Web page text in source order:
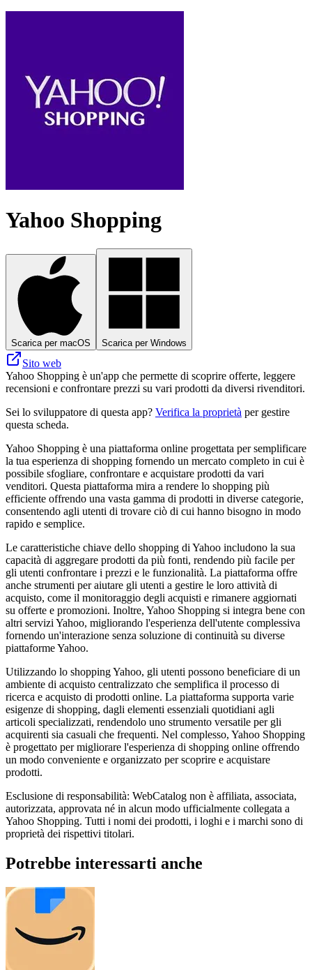
Yahoo Shopping
Scarica per macOS Scarica per Windows
Sito web
Yahoo Shopping è un'app che permette di scoprire offerte, leggere
recensioni e confrontare prezzi su vari prodotti da diversi rivenditori.
Sei lo sviluppatore di questa app? Verifica la proprietà per gestire
questa scheda.
Yahoo Shopping è una piattaforma online progettata per semplificare
la tua esperienza di shopping fornendo un mercato completo in cui è
possibile sfogliare, confrontare e acquistare prodotti da vari
venditori. Questa piattaforma mira a rendere lo shopping più
efficiente offrendo una vasta gamma di prodotti in diverse categorie,
consentendo agli utenti di trovare ciò di cui hanno bisogno in modo
rapido e semplice.
Le caratteristiche chiave dello shopping di Yahoo includono la sua
capacità di aggregare prodotti da più fonti, rendendo più facile per
gli utenti confrontare i prezzi e le funzionalità. La piattaforma offre
anche strumenti per aiutare gli utenti a gestire le loro attività di
acquisto, come il monitoraggio degli acquisti e rimanere aggiornati
su offerte e promozioni. Inoltre, Yahoo Shopping si integra bene con
altri servizi Yahoo, migliorando l'esperienza dell'utente complessiva
fornendo un'interazione senza soluzione di continuità su diverse
piattaforme Yahoo.
Utilizzando lo shopping Yahoo, gli utenti possono beneficiare di un
ambiente di acquisto centralizzato che semplifica il processo di
ricerca e acquisto di prodotti online. La piattaforma supporta varie
esigenze di shopping, dagli elementi essenziali quotidiani agli
articoli specializzati, rendendolo uno strumento versatile per gli
acquirenti sia casuali che frequenti. Nel complesso, Yahoo Shopping
è progettato per migliorare l'esperienza di shopping online offrendo
un modo conveniente e organizzato per scoprire e acquistare
prodotti.
Esclusione di responsabilità: WebCatalog non è affiliata, associata,
autorizzata, approvata né in alcun modo ufficialmente collegata a
Yahoo Shopping. Tutti i nomi dei prodotti, i loghi e i marchi sono di
proprietà dei rispettivi titolari.
Potrebbe interessarti anche